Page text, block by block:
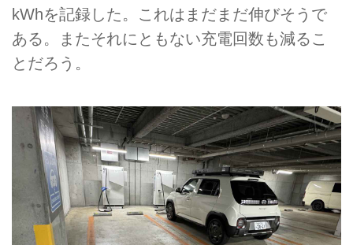
kWhを記録した。これはまだまだ伸びそうで
ある。またそれにともない充電回数も減るこ
とだろう。